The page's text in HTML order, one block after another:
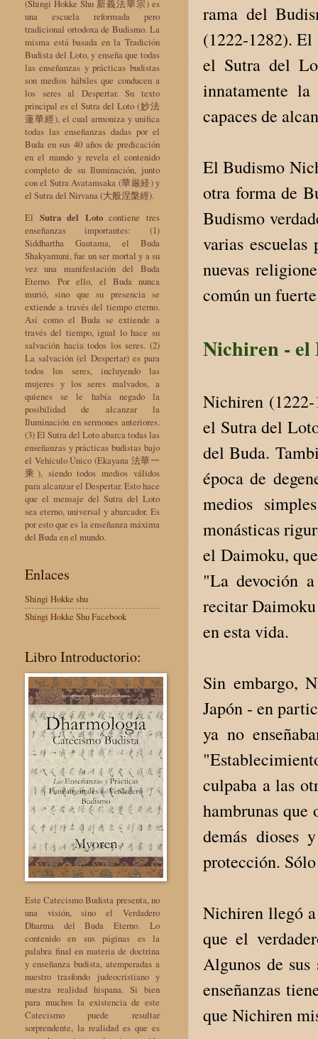
rama del
(1222-1282). El
el Sutra del
innatamente
capaces de
El Budismo
otra forma de
Budismo
varias
nuevas
común un
Nichiren -
Nichiren
el Sutra del
del Buda.
época de
medios
monásticas
el Daimoku,
"La devoción
recitar
en esta vida.
Sin embargo,
Japón - en
ya no
culpaba a las
hambrunas
demás dioses
protección.
Nichiren llegó
que el
Algunos de
enseñanzas
que Nichiren
(Shingi Hokke Shu 新義法華宗) es
una escuela reformada pero
tradicional ortodoxa de Budismo. La
misma está basada en la Tradición
Budista del Loto, y enseña que todas
las enseñanzas y prácticas budistas
son medios hábiles que conducen a
los seres al Despertar. Su texto
principal es el Sutra del Loto (妙法
蓮華經), el cual armoniza y unifica
todas las enseñanzas dadas por el
Buda en sus 40 años de predicación
en el mundo y revela el contenido
completo de su Iluminación, junto
con el Sutra Avatamsaka (華厳経) y
el Sutra del Nirvana (大般涅槃經).
El Sutra del Lotocontiene tres
enseñanzas importantes: (1)
Siddhartha Gautama, el Buda
Shakyamuni, fue un ser mortal y a su
vez una manifestación del Buda
Eterno. Por ello, el Buda nunca
murió, sino que su presencia se
extiende a través del tiempo eterno.
Así como el Buda se extiende a
través del tiempo, igual lo hace su
salvación hacia todos los seres. (2)
La salvación (el Despertar) es para
todos los seres, incluyendo las
mujeres y los seres malvados, a
quienes se le había negado la
posibilidad de alcanzar la
Iluminación en sermones anteriores.
(3) El Sutra del Loto abarca todas las
enseñanzas y prácticas budistas bajo
el Vehículo Único (Ekayana 法華一
乘), siendo todos medios válidos
para alcanzar el Despertar. Esto hace
que el mensaje del Sutra del Loto
sea eterno, universal y abarcador. Es
por esto que es la enseñanza máxima
del Buda en el mundo.
Enlaces
Shingi Hokke shu
Shingi Hokke Shu Facebook
Libro Introductorio:
Este Catecismo Budista presenta, no
una visión, sino el Verdadero
Dharma del Buda Eterno. Lo
contenido en sus páginas es la
palabra final en materia de doctrina
y enseñanza budista, atemperadas a
nuestro trasfondo judeocristiano y
nuestra realidad hispana. Si bien
para muchos la existencia de este
Catecismo puede resultar
sorprendente, la realidad es que es